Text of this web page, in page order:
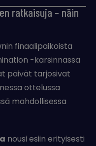
ratkaisuja – näin
finaalipaikoista
-karsinnassa
päivät tarjosivat
ottelussa
mahdollisessa
nousi esiin erityisesti